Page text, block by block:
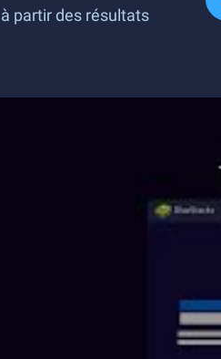
partir des résultats